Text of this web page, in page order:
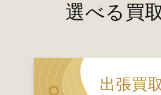
選べる買
出張買取